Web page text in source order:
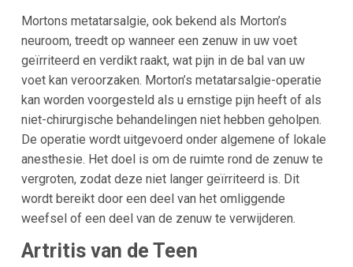
Mortons metatarsalgie, ook bekend als Morton’s
neuroom, treedt op wanneer een zenuw in uw voet
geïrriteerd en verdikt raakt, wat pijn in de bal van uw
voet kan veroorzaken. Morton’s metatarsalgie-operatie
kan worden voorgesteld als u ernstige pijn heeft of als
niet-chirurgische behandelingen niet hebben geholpen.
De operatie wordt uitgevoerd onder algemene of lokale
anesthesie. Het doel is om de ruimte rond de zenuw te
vergroten, zodat deze niet langer geïrriteerd is. Dit
wordt bereikt door een deel van het omliggende
weefsel of een deel van de zenuw te verwijderen.
Artritis van de Teen